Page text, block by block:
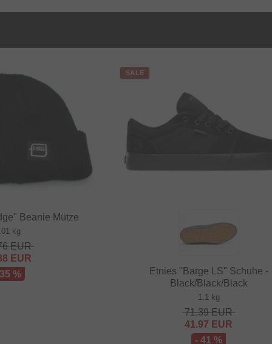
Beanie Mütze
kg
EUR
EUR
%
SALE
Etnies "Barge LS" Schuhe -
Black/Black/Black
1.1 kg
71.39EUR
41.97 EUR
- 41 %